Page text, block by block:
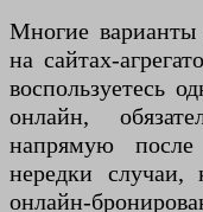
Многие варианты
на сайтах-
воспользуетесь
онлайн,
напрямую
нередки случаи,
онлайн-